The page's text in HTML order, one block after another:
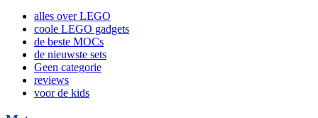
alles over LEGO
coole LEGO gadgets
de beste MOCs
de nieuwste sets
Geen categorie
reviews
voor de kids